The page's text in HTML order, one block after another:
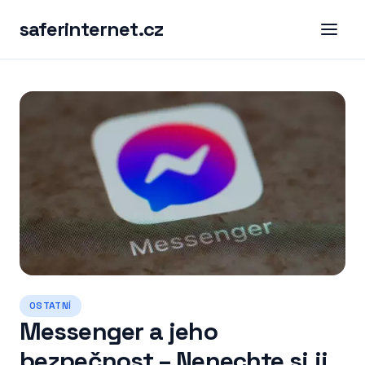
saferinternet.cz
OSTATNÍ
Messenger a jeho